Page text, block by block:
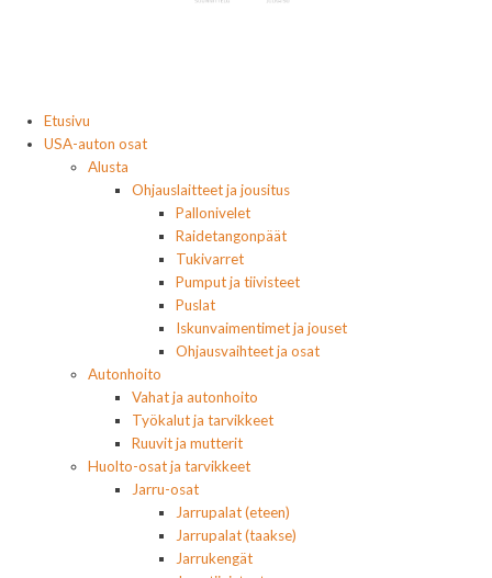
Etusivu
USA-auton osat
Alusta
Ohjauslaitteet ja jousitus
Pallonivelet
Raidetangonpäät
Tukivarret
Pumput ja tiivisteet
Puslat
Iskunvaimentimet ja jouset
Ohjausvaihteet ja osat
Autonhoito
Vahat ja autonhoito
Työkalut ja tarvikkeet
Ruuvit ja mutterit
Huolto-osat ja tarvikkeet
Jarru-osat
Jarrupalat (eteen)
Jarrupalat (taakse)
Jarrukengät